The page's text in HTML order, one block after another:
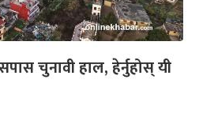
चुनावी हाल, हेर्नुहोस् यी